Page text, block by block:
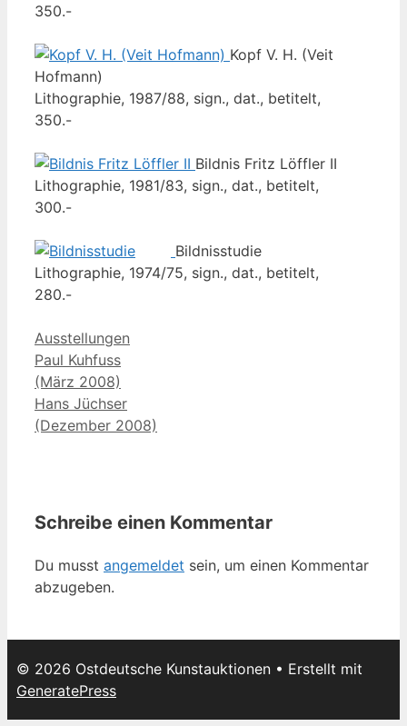
350.-
Kopf V. H. (Veit
Hofmann)
Lithographie, 1987/88, sign., dat., betitelt,
350.-
Bildnis Fritz Löffler II
Lithographie, 1981/83, sign., dat., betitelt,
300.-
Bildnisstudie
Lithographie, 1974/75, sign., dat., betitelt,
280.-
Kategorien
Ausstellungen
Paul Kuhfuss
(März 2008)
Hans Jüchser
(Dezember 2008)
Schreibe einen Kommentar
Du musst angemeldet sein, um einen Kommentar
abzugeben.
© 2026 Ostdeutsche Kunstauktionen • Erstellt mit
GeneratePress